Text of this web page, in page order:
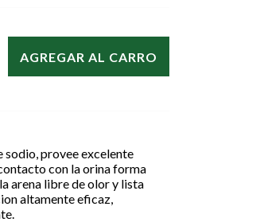
AGREGAR AL CARRO
sodio, provee excelente
con la orina forma
arena libre de olor y lista
altamente eficaz,